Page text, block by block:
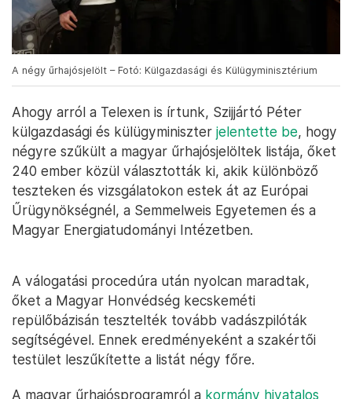
A négy űrhajósjelölt – Fotó: Külgazdasági és Külügyminisztérium
Ahogy arról a Telexen is írtunk, Szijjártó Péter
külgazdasági és külügyminiszter jelentette be, hogy
négyre szűkült a magyar űrhajósjelöltek listája, őket
240 ember közül választották ki, akik különböző
teszteken és vizsgálatokon estek át az Európai
Űrügynökségnél, a Semmelweis Egyetemen és a
Magyar Energiatudományi Intézetben.
A válogatási procedúra után nyolcan maradtak,
őket a Magyar Honvédség kecskeméti
repülőbázisán tesztelték tovább vadászpilóták
segítségével. Ennek eredményeként a szakértői
testület leszűkítette a listát négy főre.
A magyar űrhajósprogramról a kormány hivatalos